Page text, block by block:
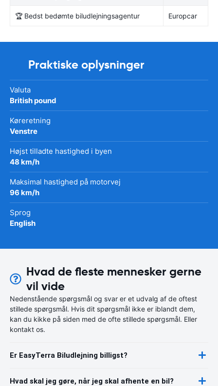
🏆 Bedst bedømte biludlejningsagentur Europcar
Praktiske oplysninger
Valuta
British pound
Køreretning
Venstre
Højst tilladte hastighed i byen
48 km/h
Maksimal hastighed på motorvej
96 km/h
Sprog
English
Hvad de fleste mennesker gerne
vil vide
Nedenstående spørgsmål og svar er et udvalg af de oftest
stillede spørgsmål. Hvis dit spørgsmål ikke er iblandt dem,
kan du kikke på siden med de ofte stillede spørgsmål. Eller
kontakt os.
Er EasyTerra Biludlejning billigst?
Hvad skal jeg gøre, når jeg skal afhente en bil?